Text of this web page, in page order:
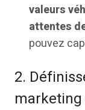
valeurs
attentes
pouvez
2.